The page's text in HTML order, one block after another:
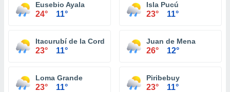
Eusebio Ayala
24° 11°
Isla Pucú
23° 11°
Itacurubí de la Cordillera
23° 11°
Juan de Mena
26° 12°
Loma Grande
23° 11°
Piribebuy
23° 11°